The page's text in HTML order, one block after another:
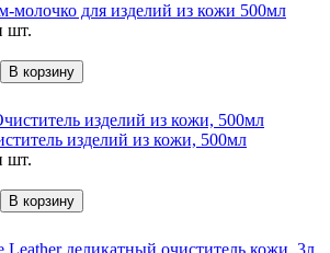
молочко для изделий из кожи 500мл
шт.
В корзину
изделий из кожи, 500мл
шт.
В корзину